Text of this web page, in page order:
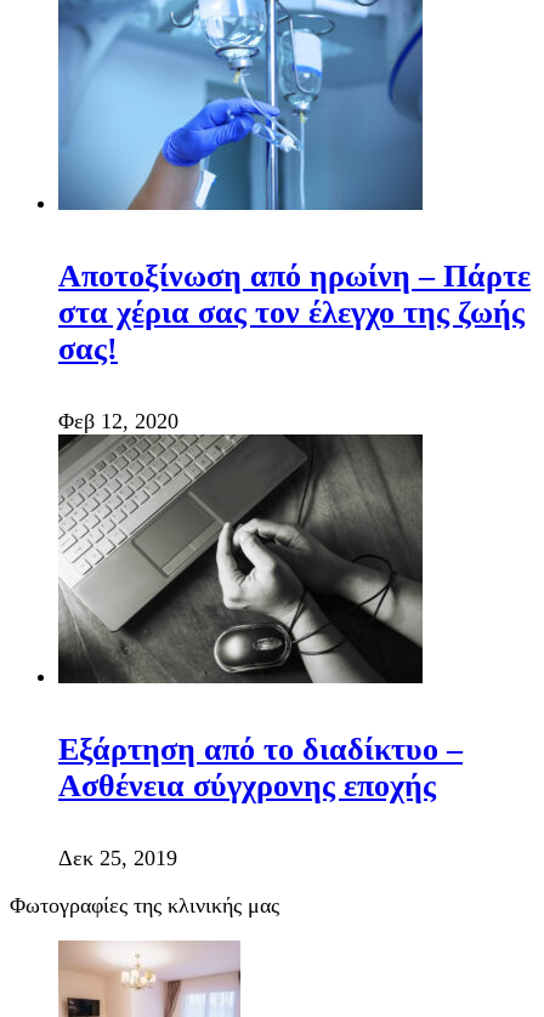
Αποτοξίνωση από ηρωίνη – Πάρτε
στα χέρια σας τον έλεγχο της ζωής
σας!
Φεβ 12, 2020
Εξάρτηση από το διαδίκτυο –
Ασθένεια σύγχρονης εποχής
Δεκ 25, 2019
Φωτογραφίες της κλινικής μας